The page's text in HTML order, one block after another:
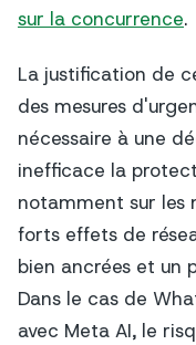
sur la concurrence.
La justification de
des mesures
nécessaire à une
inefficace la
notamment sur les
forts effets de
bien ancrées et un
Dans le cas de
avec Meta AI, le